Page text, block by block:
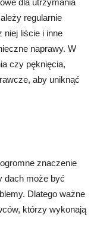
dla utrzymania
regularnie
niej liście i inne
naprawy. W
czy pęknięcia,
aby uniknąć
znaczenie
dach może być
Dlatego ważne
którzy wykonają